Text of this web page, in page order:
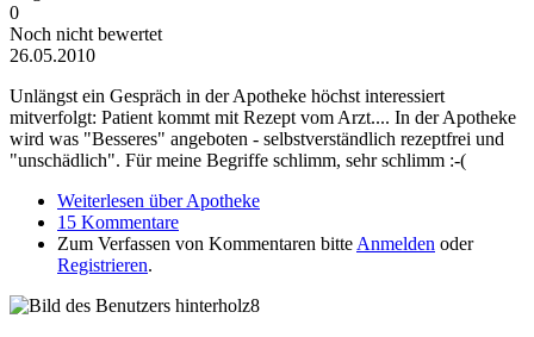
0
Noch nicht bewertet
26.05.2010
Unlängst ein Gespräch in der Apotheke höchst interessiert
mitverfolgt: Patient kommt mit Rezept vom Arzt.... In der Apotheke
wird was "Besseres" angeboten - selbstverständlich rezeptfrei und
"unschädlich". Für meine Begriffe schlimm, sehr schlimm :-(
Weiterlesen über Apotheke
15 Kommentare
Zum Verfassen von Kommentaren bitte Anmelden oder
Registrieren.